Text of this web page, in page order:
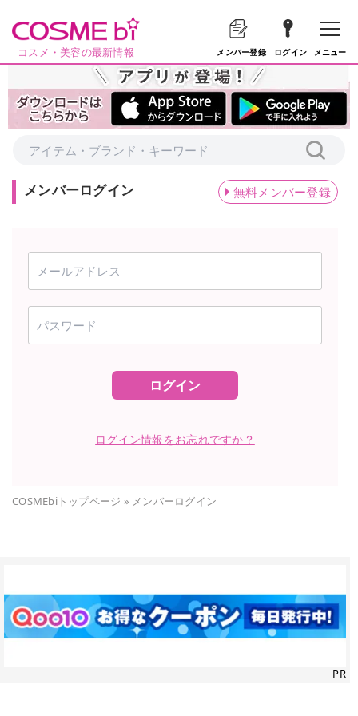
コスメ・美容の最新情報 メンバー登録 ログイン メニュー
メンバーログイン 無料メンバー登録
ログイン
ログイン情報をお忘れですか？
COSMEbiトップページ » メンバーログイン
PR